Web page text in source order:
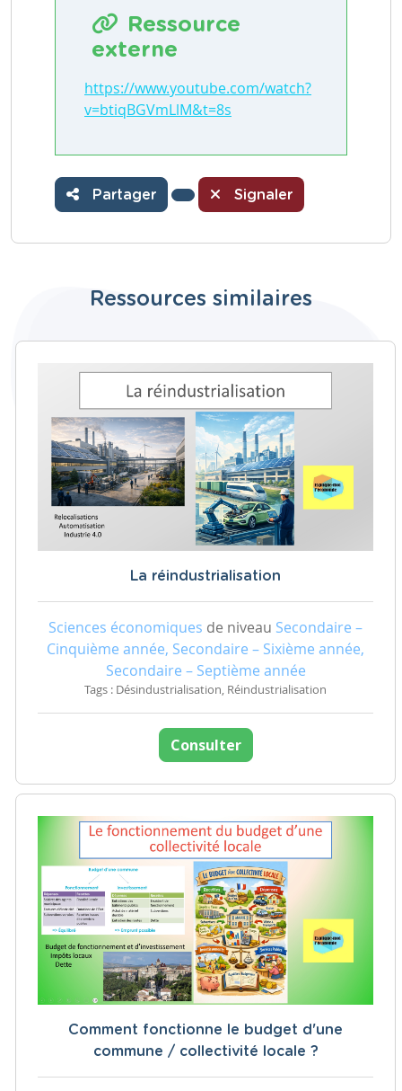
Ressource
externe
https://www.youtube.com/watch?
v=btiqBGVmLlM&t=8s
Partager Signaler
Ressources similaires
La réindustrialisation
Sciences économiques de niveau Secondaire –
Cinquième année, Secondaire – Sixième année,
Secondaire – Septième année
Tags : Désindustrialisation, Réindustrialisation
Consulter
Comment fonctionne le budget d'une
commune / collectivité locale ?